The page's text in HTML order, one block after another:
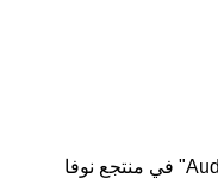
نظمت ساماكو للسيارات حدث "هذه هي Audi" في منتجع نوفا